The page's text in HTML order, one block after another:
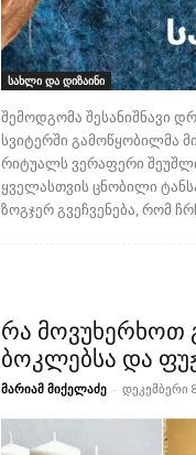
სახლი და დიზაინი
შემოდგომა შესანიშნავი
სვიტერში გამოწყობილმა
რიტუალს ვერაფერი
ყველასთვის ცნობილი
ზოგჯერ გვეჩვენება, რომ
რა მოვუხერხოთ
ბოკლებსა და
მარიამ მიქელაძე - დეკემბერი